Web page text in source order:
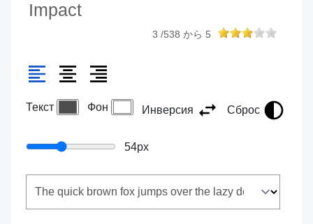
Impact
3 /538 から 5
Текст Фон Инверсия Сброс
54px